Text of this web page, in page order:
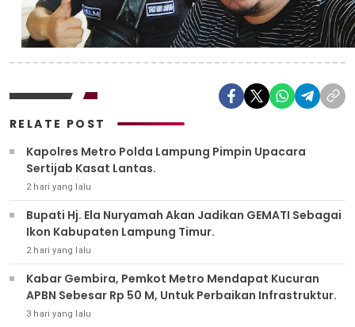
RELATE POST
Kapolres Metro Polda Lampung Pimpin Upacara
Sertijab Kasat Lantas.
2 hari yang lalu
Bupati Hj. Ela Nuryamah Akan Jadikan GEMATI Sebagai
Ikon Kabupaten Lampung Timur.
2 hari yang lalu
Kabar Gembira, Pemkot Metro Mendapat Kucuran
APBN Sebesar Rp 50 M, Untuk Perbaikan Infrastruktur.
3 hari yang lalu